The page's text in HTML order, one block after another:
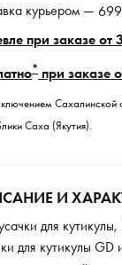
курьером —699
при заказе от
* при заказе
Сахалинской
Саха (Якутия).
И
для
для кутикулы GD